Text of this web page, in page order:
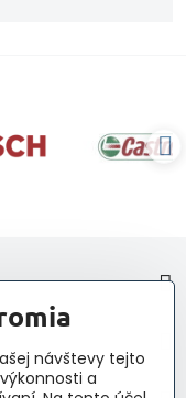
návštevy tejto
a